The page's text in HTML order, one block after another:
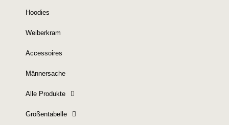
Hoodies
Weiberkram
Accessoires
Männersache
Alle Produkte
Größentabelle